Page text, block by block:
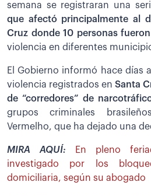
semana se registraran una
que afectó principalmente al
Cruz donde 10 personas
violencia en diferentes
El Gobierno informó hace días
violencia registrados en Santa
de “corredores” de
grupos criminales
Vermelho, que ha dejado una
MIRA AQUÍ:
En pleno
investigado por los
domiciliaria, según su abogado